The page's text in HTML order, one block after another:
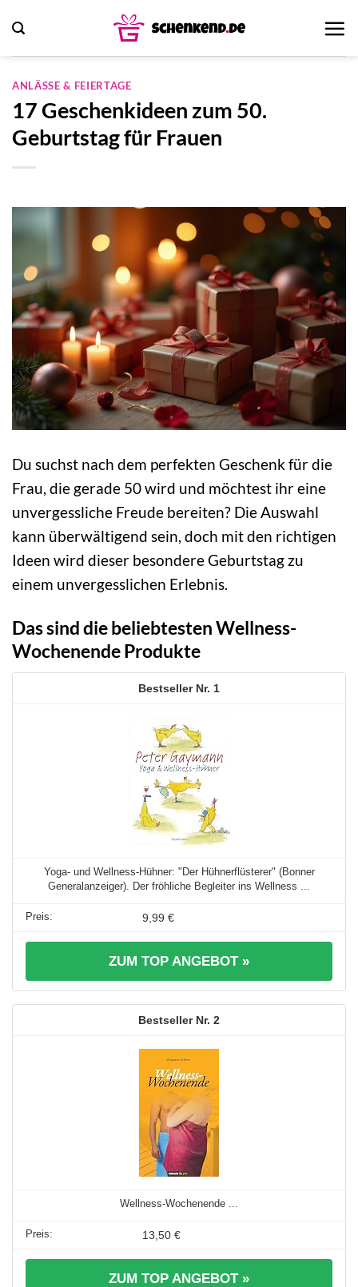
Inhalt
springen
ANLÄSSE & FEIERTAGE
17 Geschenkideen zum 50.
Geburtstag für Frauen
Du suchst nach dem perfekten Geschenk für die
Frau, die gerade 50 wird und möchtest ihr eine
unvergessliche Freude bereiten? Die Auswahl
kann überwältigend sein, doch mit den richtigen
Ideen wird dieser besondere Geburtstag zu
einem unvergesslichen Erlebnis.
Das sind die beliebtesten Wellness-
Wochenende Produkte
1
Yoga- und Wellness-Hühner: "Der Hühnerflüsterer" (Bonner
Generalanzeiger). Der fröhliche Begleiter ins Wellness ...
9,99 €
ZUM TOP ANGEBOT »
2
Wellness-Wochenende ...
13,50 €
ZUM TOP ANGEBOT »